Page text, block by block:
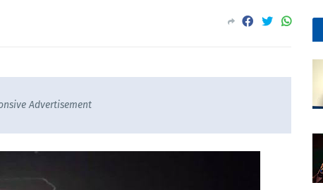
Advertisement